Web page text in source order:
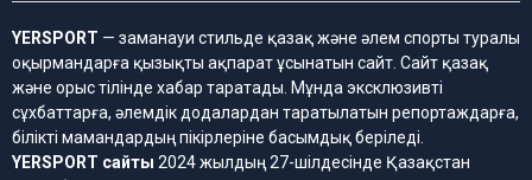
YERSPORT — заманауи стильде қазақ және әлем спорты туралы
оқырмандарға қызықты ақпарат ұсынатын сайт. Сайт қазақ
және орыс тілінде хабар таратады. Мұнда эксклюзивті
сұхбаттарға, әлемдік додалардан таратылатын репортаждарға,
білікті мамандардың пікірлеріне басымдық беріледі.
YERSPORT сайты 2024 жылдың 27-шілдесінде Қазақстан